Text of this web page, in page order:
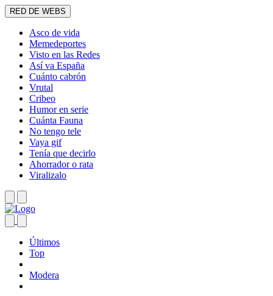
RED DE WEBS
Asco de vida
Memedeportes
Visto en las Redes
Así va España
Cuánto cabrón
Vrutal
Cribeo
Humor en serie
Cuánta Fauna
No tengo tele
Vaya gif
Tenía que decirlo
Ahorrador o rata
Viralizalo
Últimos
Top
Modera